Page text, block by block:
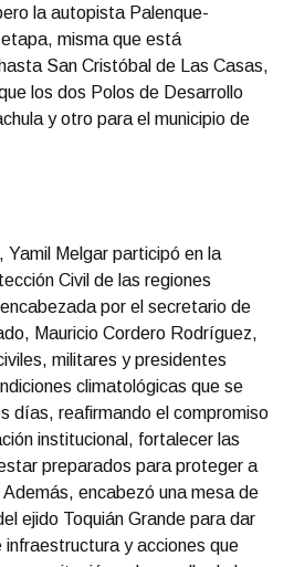
la autopista Palenque-
misma que está
San Cristóbal de Las Casas,
los dos Polos de Desarrollo
y otro para el municipio de
Yamil Melgar participó en la
Civil de las regiones
por el secretario de
Mauricio Cordero Rodríguez,
militares y presidentes
climatológicas que se
días, reafirmando el compromiso
institucional, fortalecer las
preparados para proteger a
Además, encabezó una mesa de
ejido Toquián Grande para dar
y acciones que